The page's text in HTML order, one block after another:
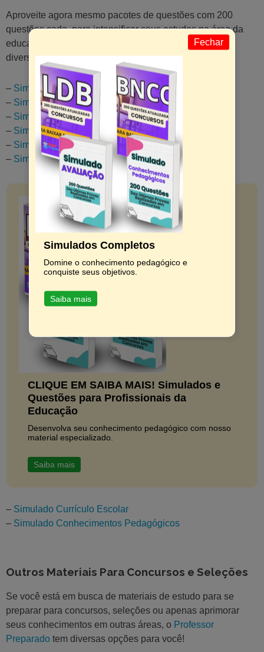
Aproveite agora mesmo pacotes de questões com 200
questões cada, para intensificar seus estudos na área da
educação e se preparar para concursos e provas sobre
diversos assuntos pedagógicos!
– Simulado LDB
– Simulado BNCC
– Simulado Avaliação
– Simulado Planejamento/Plano
– Simulado Tendências Pedagógicas
– Simulado Didática
CLIQUE EM SAIBA MAIS! Simulados e
Questões para Profissionais da
Educação
Desenvolva seu conhecimento pedagógico com nosso
material especializado.
Saiba mais
– Simulado Currículo Escolar
– Simulado Conhecimentos Pedagógicos
Outros Materiais Para Concursos e Seleções
Se você está em busca de materiais de estudo para se
preparar para concursos, seleções ou apenas aprimorar
seus conhecimentos em outras áreas, o Professor
Preparado tem diversas opções para você!
Simulados Completos
Domine o conhecimento pedagógico e
conquiste seus objetivos.
Saiba mais
Fechar